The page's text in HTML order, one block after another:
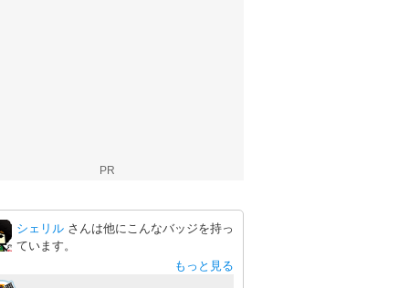
PR
シェリル さんは他にこんなバッジを持っ
ています。
もっと見る